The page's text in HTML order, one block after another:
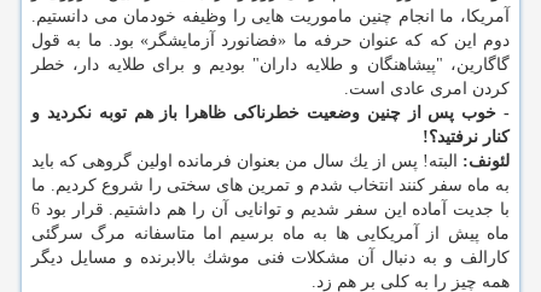
آمریكا، ما انجام چنین ماموریت هایی را وظیفه خودمان می دانستیم.
دوم این كه كه عنوان حرفه ما «فضانورد آزمایشگر» بود. ما به قول
گاگارین، "پیشاهنگان و طلایه داران" بودیم و برای طلایه دار، خطر
كردن امری عادی است.
- خوب پس از چنین وضعیت خطرناكی ظاهرا باز هم توبه نكردید و
كنار نرفتید؟!
لئونف:
البته! پس از یك سال من بعنوان فرمانده اولین گروهی كه باید
به ماه سفر كنند انتخاب شدم و تمرین های سختی را شروع كردیم. ما
با جدیت آماده این سفر شدیم و توانایی آن را هم داشتیم. قرار بود 6
ماه پیش از آمریكایی ها به ماه برسیم اما متاسفانه مرگ سرگئی
كارالف و به دنبال آن مشكلات فنی موشك بالابرنده و مسایل دیگر
همه چیز را به كلی بر هم زد.